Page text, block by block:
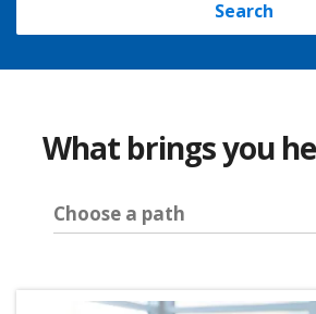
Search
What brings you
Choose a path